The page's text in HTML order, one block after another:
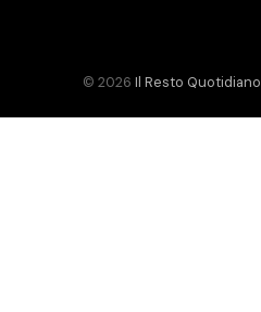
© 2026 Il Resto Quotidiano